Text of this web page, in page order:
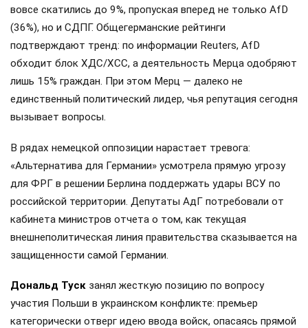
вовсе скатились до 9%, пропуская вперед не только AfD
(36%), но и СДПГ. Общегерманские рейтинги
подтверждают тренд: по информации Reuters, AfD
обходит блок ХДС/ХСС, а деятельность Мерца одобряют
лишь 15% граждан. При этом Мерц — далеко не
единственный политический лидер, чья репутация сегодня
вызывает вопросы.
В рядах немецкой оппозиции нарастает тревога:
«Альтернатива для Германии» усмотрела прямую угрозу
для ФРГ в решении Берлина поддержать удары ВСУ по
российской территории. Депутаты АдГ потребовали от
кабинета министров отчета о том, как текущая
внешнеполитическая линия правительства сказывается на
защищенности самой Германии.
Дональд Туск занял жесткую позицию по вопросу
участия Польши в украинском конфликте: премьер
категорически отверг идею ввода войск, опасаясь прямой